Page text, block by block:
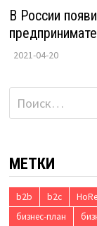
В России
2021-04-20
Найти:
МЕТКИ
b2b b2c
бизнес-план